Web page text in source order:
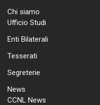
Chi siamo
Ufficio Studi
Enti Bilaterali
Tesserati
Segreterie
News
CCNL News